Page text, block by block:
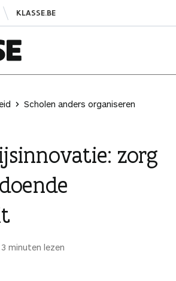
KLASSE.BE
Scholen anders organiseren
zorg
3 minuten lezen